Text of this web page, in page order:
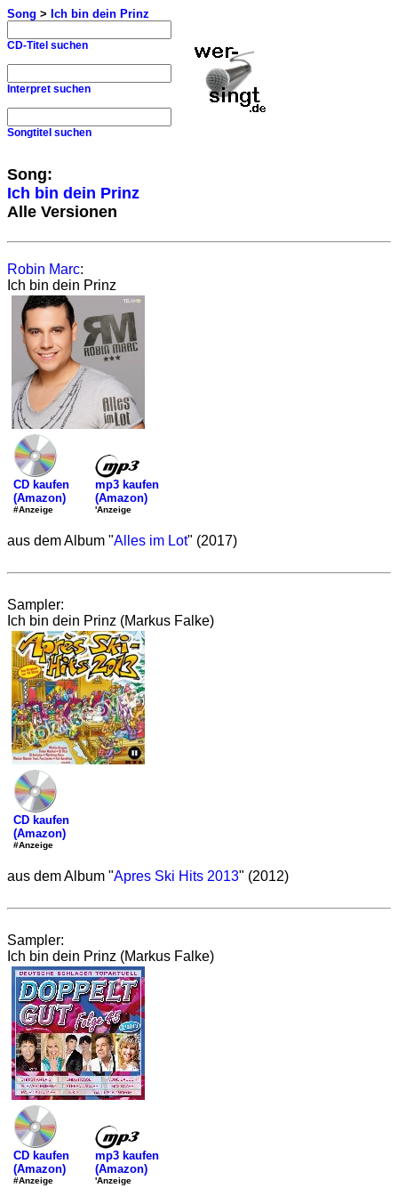
Song > Ich bin dein Prinz
CD-Titel suchen
Interpret suchen
Songtitel suchen
Song:
Ich bin dein Prinz
Alle Versionen
Robin Marc:
Ich bin dein Prinz
CD kaufen
(Amazon)
#Anzeige
mp3 kaufen
(Amazon)
'Anzeige
aus dem Album "Alles im Lot" (2017)
Sampler:
Ich bin dein Prinz (Markus Falke)
CD kaufen
(Amazon)
#Anzeige
aus dem Album "Apres Ski Hits 2013" (2012)
Sampler:
Ich bin dein Prinz (Markus Falke)
CD kaufen
(Amazon)
#Anzeige
mp3 kaufen
(Amazon)
'Anzeige